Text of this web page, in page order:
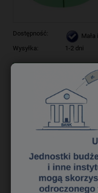
Dostępność:
Mała
Wysyłka:
1-2 dni
Kliknij i NEGOCJUJ
27,99 zł
22,76 zł
Producent: POLIGRAF